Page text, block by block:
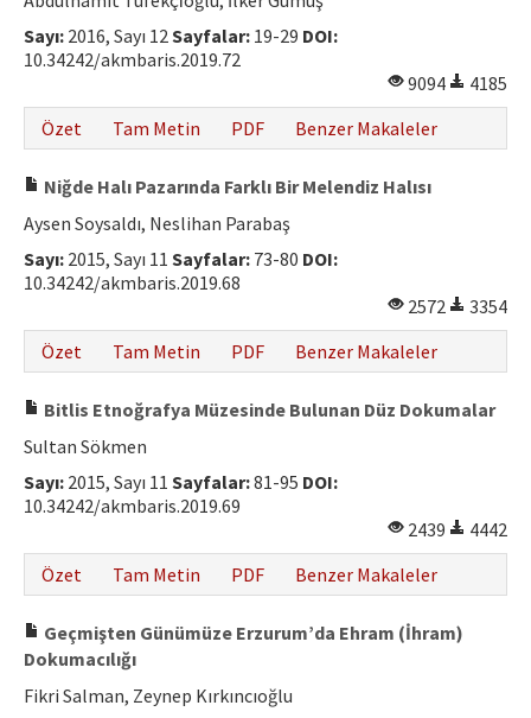
Yayın Politikaları
İletişim
Sayı: 2016, Sayı 12Sayfalar: 19-29 DOI:
10.34242/akmbaris.2019.72
9094
4185
Özet
Tam Metin PDF Benzer Makaleler
Niğde Halı Pazarında Farklı Bir Melendiz Halısı
Aysen Soysaldı, Neslihan Parabaş
Sayı: 2015, Sayı 11 Sayfalar: 73-80 DOI:
10.34242/akmbaris.2019.68
2572
3354
Özet
Tam Metin PDF Benzer Makaleler
Bitlis Etnoğrafya Müzesinde Bulunan Düz Dokumalar
Sultan Sökmen
Sayı: 2015, Sayı 11 Sayfalar:81-95 DOI:
10.34242/akmbaris.2019.69
2439
4442
Özet
Tam Metin PDF Benzer Makaleler
Geçmişten Günümüze Erzurum’da Ehram (İhram)
Dokumacılığı
Fikri Salman, Zeynep Kırkıncıoğlu